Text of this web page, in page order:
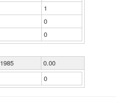
1
0
0
1985
0.00
0